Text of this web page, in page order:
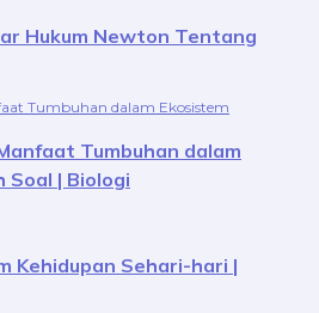
Hukum Newton Tentang
Tumbuhan dalam
Soal | Biologi
Kehidupan Sehari-hari |